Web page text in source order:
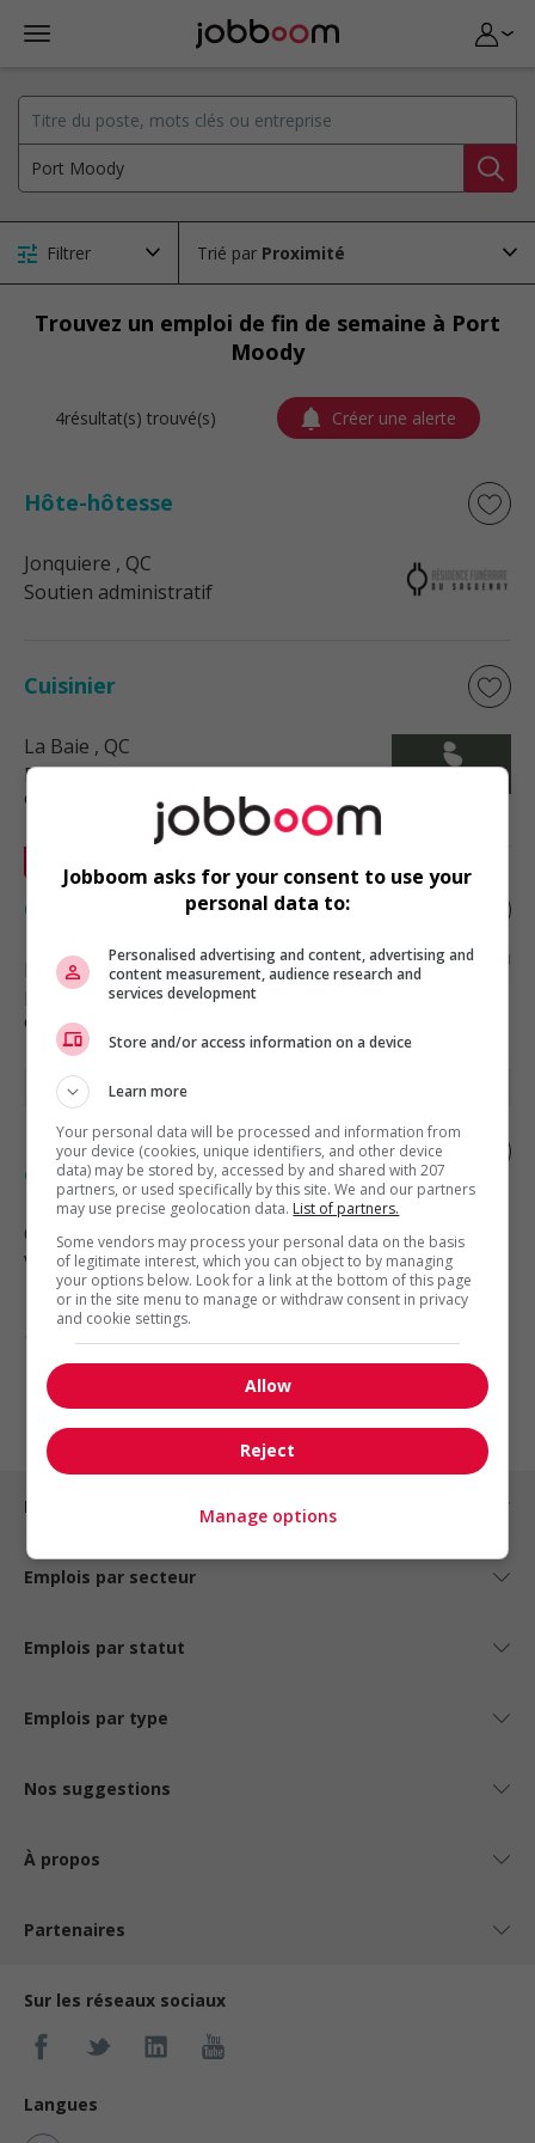
Filtrer Trié par
Trouvez un emploi de fin de semaine à Port
Moody
4résultat(s) trouvé(s) Créer une alerte
Hôte-hôtesse
Jonquiere , QC
Soutien administratif
Cuisinier
La Baie , QC
Restauration, hôtellerie, tourisme
et loisirs
Grillardin
Lévis, QC
Restauration, hôtellerie, tourisme
et loisirs
Démonstrateur(trice) de produits en
épicerie
Québec, QC
Vente, achat et service à la clientèle
1 - 4 de 4 résultats
1
Emplois par ville
Emplois par secteur
Emplois par statut
Emplois par type
Nos suggestions
À propos
Partenaires
Sur les réseaux sociaux
Langues
Jobboom asks for your consent to use your
personal data to:
Personalised advertising and content, advertising and
content measurement, audience research and
services development
Store and/or access information on a device
Learn more
Your personal data will be processed and information from
your device (cookies, unique identifiers, and other device
data) may be stored by, accessed by and shared with 207
partners, or used specifically by this site. We and our partners
may use precise geolocation data. List of partners.
Some vendors may process your personal data on the basis
of legitimate interest, which you can object to by managing
your options below. Look for a link at the bottom of this page
or in the site menu to manage or withdraw consent in privacy
and cookie settings.
Allow
Reject
Manage options